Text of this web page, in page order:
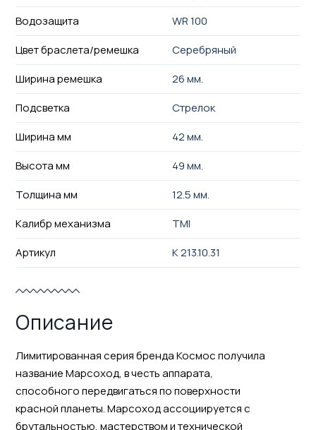
Водозащита
WR 100
Цвет браслета/ремешка
Серебряный
Ширина ремешка
26 мм.
Подсветка
Стрелок
Ширина мм
42 мм.
Высота мм
49 мм.
Толщина мм
12.5 мм.
Калибр механизма
TMI
Артикул
K 213.10.31
Описание
Лимитированная серия бренда Космос получила
название Марсоход, в честь аппарата,
способного передвигаться по поверхности
красной планеты. Марсоход ассоциируется с
брутальностью, мастерством и технической